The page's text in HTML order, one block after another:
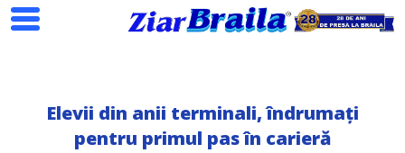
Elevii din anii terminali, îndrumați
pentru primul pas în carieră